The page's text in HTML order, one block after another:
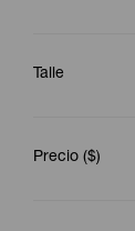
Talle
Precio ($)